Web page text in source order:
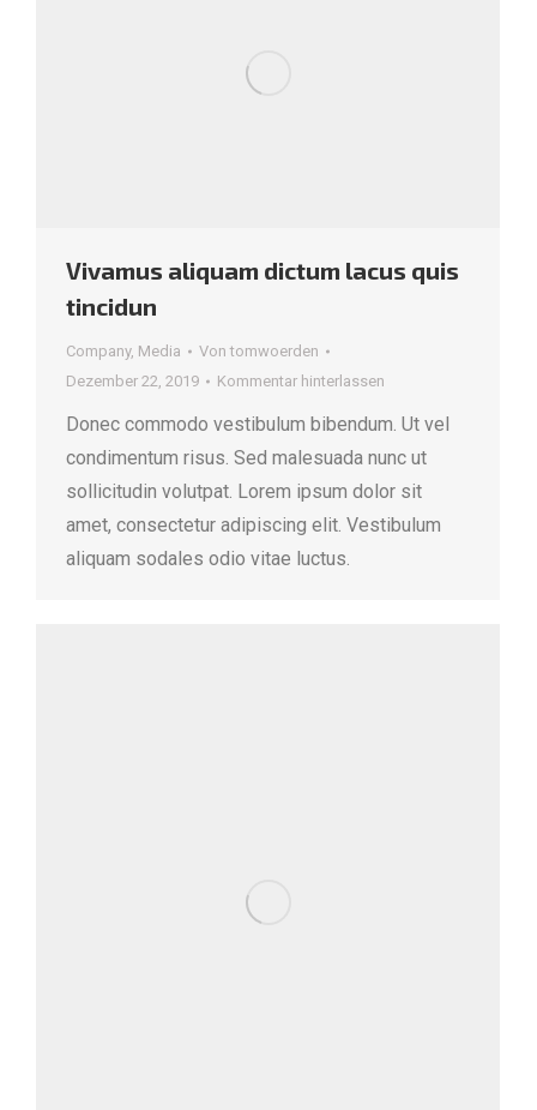
Vivamus aliquam dictum lacus quis
tincidun
Company, Media Vontomwoerden
Dezember 22, 2019
Kommentar hinterlassen
Donec commodo vestibulum bibendum. Ut vel
condimentum risus. Sed malesuada nunc ut
sollicitudin volutpat. Lorem ipsum dolor sit
amet, consectetur adipiscing elit. Vestibulum
aliquam sodales odio vitae luctus.